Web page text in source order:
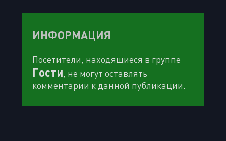
ИНФОРМАЦИЯ
Посетители, находящиеся в группе
Гости, не могут оставлять
комментарии к данной публикации.